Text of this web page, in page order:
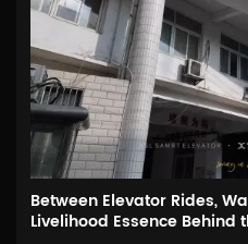
Between Elevator Rides,
Livelihood Essence